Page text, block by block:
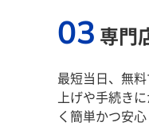
03 専門
最短当日、無
上げや手続き
く簡単かつ安